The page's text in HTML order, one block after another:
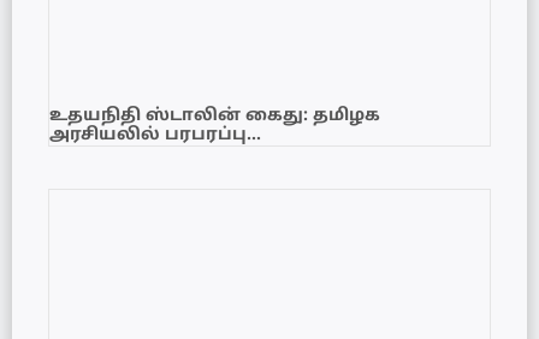
உதயநிதி ஸ்டாலின் கைது: தமிழக
அரசியலில் பரபரப்பு…